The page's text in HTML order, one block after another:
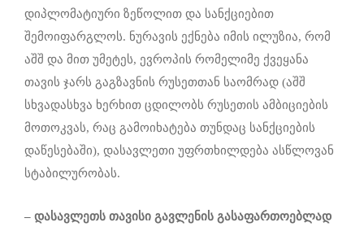
დიპლომატიური ზეწოლით და სანქციებით
შემოიფარგლოს. ნურავის ექნება იმის ილუზია, რომ
აშშ და მით უმეტეს, ევროპის რომელიმე ქვეყანა
თავის ჯარს გაგზავნის რუსეთთან საომრად (აშშ
სხვადასხვა ხერხით ცდილობს რუსეთის ამბიციების
მოთოკვას, რაც გამოიხატება თუნდაც სანქციების
დაწესებაში), დასავლეთი უფრთხილდება ასწლოვან
სტაბილურობას.
– დასავლეთს თავისი გავლენის გასაფართოებლად